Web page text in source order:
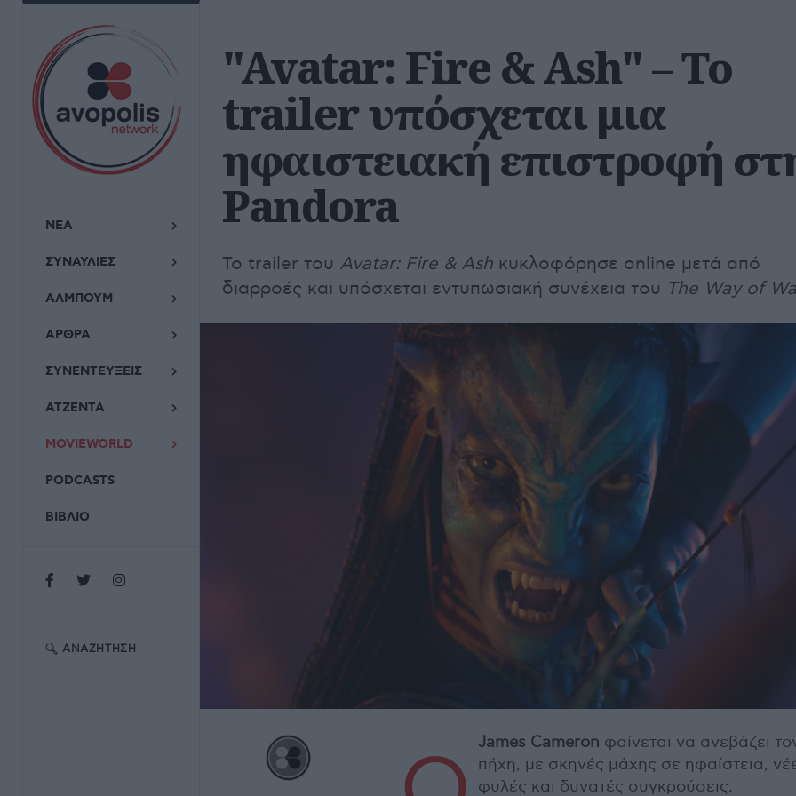
ΝΕΑ
ΣΥΝΑΥΛΙΕΣ
ΑΛΜΠΟΥΜ
ΑΡΘΡΑ
ΣΥΝΕΝΤΕΥΞΕΙΣ
ΑΤΖΕΝΤΑ
MOVIEWORLD
PODCASTS
ΒΙΒΛΙΟ
ΑΝΑΖΉΤΗΣΗ
"Avatar: Fire & Ash" – Το
trailer υπόσχεται μια
ηφαιστειακή επιστροφή
Pandora
Το trailer του Avatar: Fire & Ash κυκλοφόρησε online μετά από
διαρροές και υπόσχεται εντυπωσιακή συνέχεια του The Way of
James Cameron φαίνεται να ανεβάζει
πήχη, με σκηνές μάχης σε ηφαίστεια,
φυλές και δυνατές συγκρούσεις.